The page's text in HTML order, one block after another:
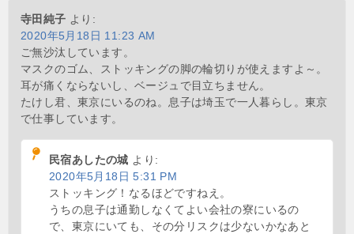
寺田純子 より:
2020年5月18日 11:23 AM
ご無沙汰しています。
マスクのゴム、ストッキングの脚の輪切りが使えますよ～。
耳が痛くならないし、ベージュで目立ちません。
たけし君、東京にいるのね。息子は埼玉で一人暮らし。東京
で仕事しています。
民宿あしたの城 より:
2020年5月18日 5:31 PM
ストッキング！なるほどですねえ。
うちの息子は通勤しなくてよい会社の寮にいるの
で、東京にいても、その分リスクは少ないかなあと